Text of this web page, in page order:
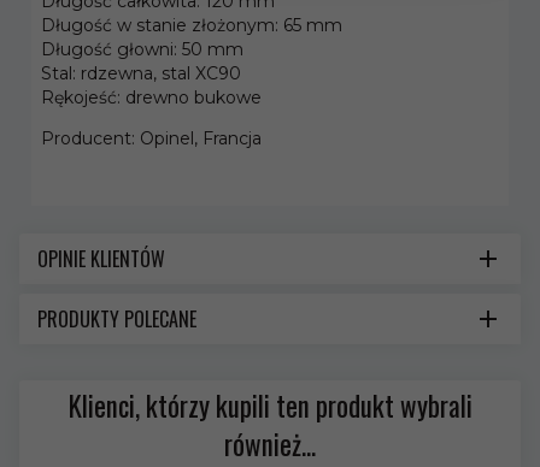
Długość w stanie złożonym: 65 mm
Długość głowni: 50 mm
Stal: rdzewna, stal XC90
Rękojeść: drewno bukowe
Producent: Opinel, Francja
OPINIE KLIENTÓW
PRODUKTY POLECANE
Klienci, którzy kupili ten produkt wybrali
również...